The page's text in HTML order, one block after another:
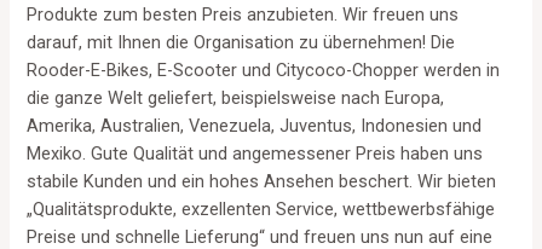
Produkte zum besten Preis anzubieten. Wir freuen uns
darauf, mit Ihnen die Organisation zu übernehmen! Die
Rooder-E-Bikes, E-Scooter und Citycoco-Chopper werden in
die ganze Welt geliefert, beispielsweise nach Europa,
Amerika, Australien, Venezuela, Juventus, Indonesien und
Mexiko. Gute Qualität und angemessener Preis haben uns
stabile Kunden und ein hohes Ansehen beschert. Wir bieten
„Qualitätsprodukte, exzellenten Service, wettbewerbsfähige
Preise und schnelle Lieferung“ und freuen uns nun auf eine